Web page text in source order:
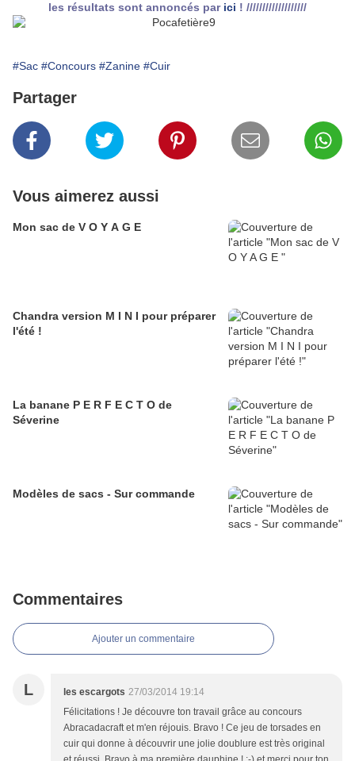
les résultats sont annoncés par ici ! ///////////////////
#Sac #Concours #Zanine #Cuir
Partager
Vous aimerez aussi
Mon sac de V O Y A G E
Chandra version M I N I pour préparer
l'été !
La banane P E R F E C T O de
Séverine
Modèles de sacs - Sur commande
Commentaires
Ajouter un commentaire
L les escargots 27/03/2014 19:14
Félicitations ! Je découvre ton travail grâce au concours
Abracadacraft et m'en réjouis. Bravo ! Ce jeu de torsades en
cuir qui donne à découvrir une jolie doublure est très original